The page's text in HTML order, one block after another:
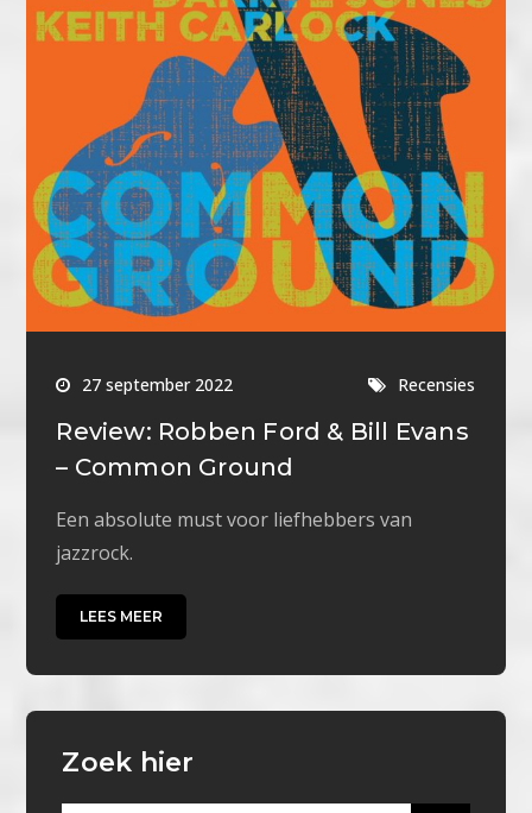
27 september 2022 Recensies
Review: Robben Ford & Bill Evans
– Common Ground
Een absolute must voor liefhebbers van
jazzrock.
LEES MEER
Zoek hier